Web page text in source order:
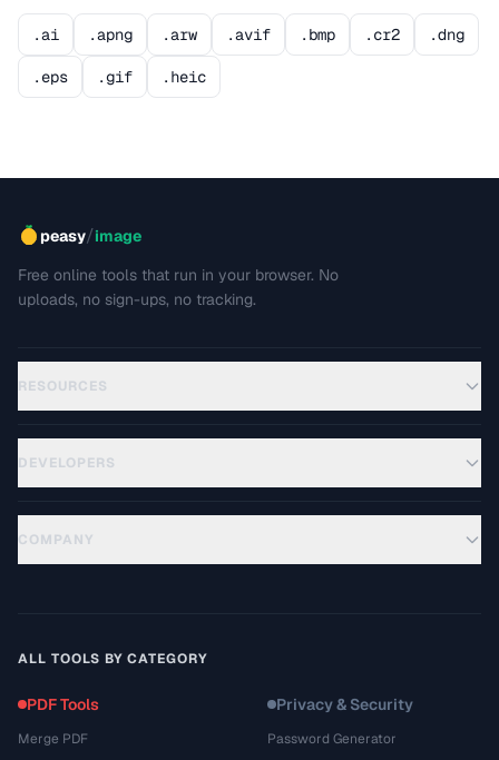
.ai .apng .arw .avif .bmp .cr2 .dng
.eps .gif .heic
peasy/image
Free online tools that run in your browser. No
uploads, no sign-ups, no tracking.
RESOURCES
DEVELOPERS
COMPANY
ALL TOOLS BY CATEGORY
PDF Tools
Merge PDF
Privacy & Security
Password Generator